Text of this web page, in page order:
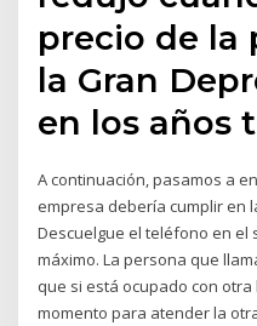
precio de la
la Gran
en los años
A continuación, pasamos a
empresa debería cumplir en
Descuelgue el teléfono en el
máximo. La persona que
que si está ocupado con
momento para atender la